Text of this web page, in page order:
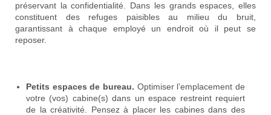
préservant la confidentialité. Dans les grands espaces, elles
constituent des refuges paisibles au milieu du bruit,
garantissant à chaque employé un endroit où il peut se
reposer.
Petits espaces de bureau. Optimiser l’emplacement de
votre (vos) cabine(s) dans un espace restreint requiert
de la créativité. Pensez à placer les cabines dans des